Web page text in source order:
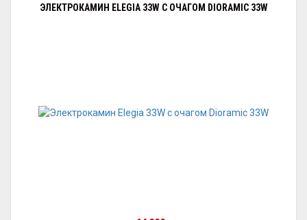
ЭЛЕКТРОКАМИН ELEGIA 33W С ОЧАГОМ DIORAMIC 33W